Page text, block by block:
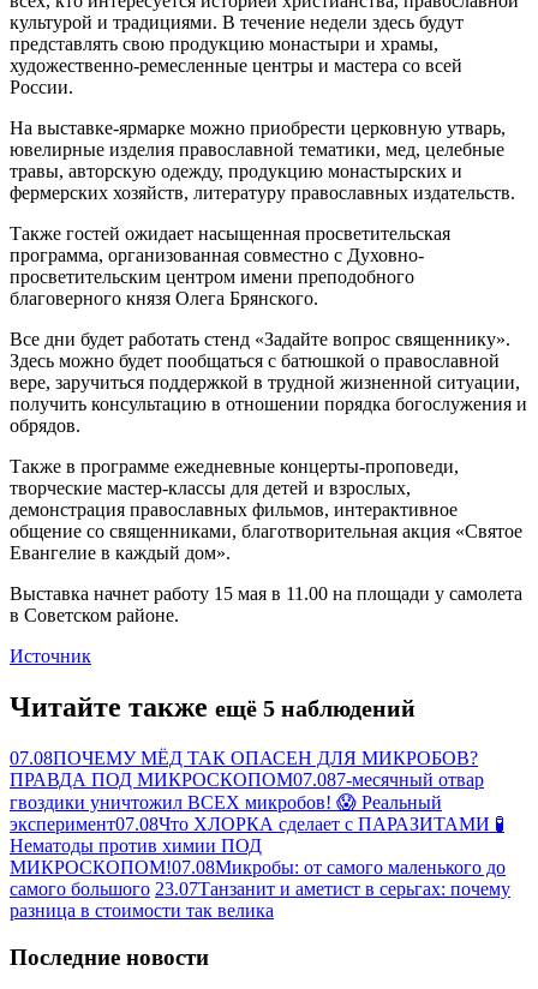
культурой и традициями. В течение недели здесь будут
представлять свою продукцию монастыри и храмы,
художественно-ремесленные центры и мастера со всей
России.
На выставке-ярмарке можно приобрести церковную утварь,
ювелирные изделия православной тематики, мед, целебные
травы, авторскую одежду, продукцию монастырских и
фермерских хозяйств, литературу православных издательств.
Также гостей ожидает насыщенная просветительская
программа, организованная совместно с Духовно-
просветительским центром имени преподобного
благоверного князя Олега Брянского.
Все дни будет работать стенд «Задайте вопрос священнику».
Здесь можно будет пообщаться с батюшкой о православной
вере, заручиться поддержкой в трудной жизненной ситуации,
получить консультацию в отношении порядка богослужения и
обрядов.
Также в программе ежедневные концерты-проповеди,
творческие мастер-классы для детей и взрослых,
демонстрация православных фильмов, интерактивное
общение со священниками, благотворительная акция «Святое
Евангелие в каждый дом».
Выставка начнет работу 15 мая в 11.00 на площади у самолета
в Советском районе.
Источник
Читайте также ещё 5 наблюдений
07.08ПОЧЕМУ МЁД ТАК ОПАСЕН ДЛЯ МИКРОБОВ?
ПРАВДА ПОД МИКРОСКОПОМ07.087-месячный отвар
гвоздики уничтожил ВСЕХ микробов! 😱 Реальный
эксперимент07.08Что ХЛОРКА сделает с ПАРАЗИТАМИ 🧪
Нематоды против химии ПОД
МИКРОСКОПОМ!07.08Микробы: от самого маленького до
самого большого 23.07Танзанит и аметист в серьгах: почему
разница в стоимости так велика
Последние новости